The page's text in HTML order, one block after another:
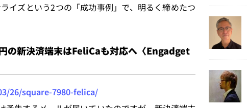
イズという2つの「成功事例」で、明るく締めたつ
の新決済端末はFeliCaも対応へ〈Engadget
26/square-7980-felica/